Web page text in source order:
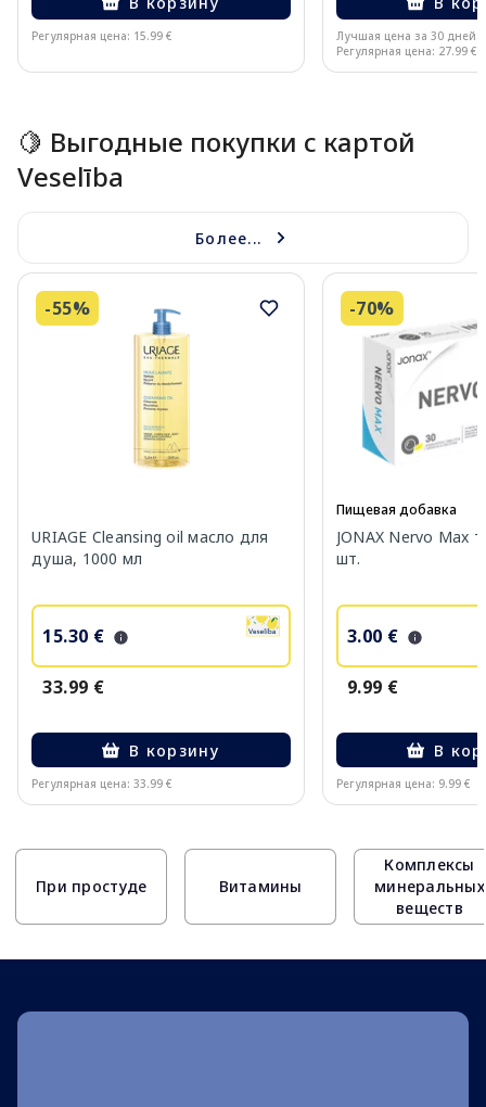
Регулярная цена: 15.99 € Лучшая цена за 30 дней:
Регулярная цена: 27.99 €
🍋 Выгодные покупки с картой
Veselība
Более...
-55%
URIAGE Cleansing oil масло для
душа, 1000 мл
15.30 €
33.99 €
В корзину
Регулярная цена: 33.99 €
-70%
Пищевая добавка
JONAX Nervo Max
шт.
3.00 €
9.99 €
В
Регулярная цена: 9.99 €
При простуде Витамины
Комплексы
минеральных
веществ